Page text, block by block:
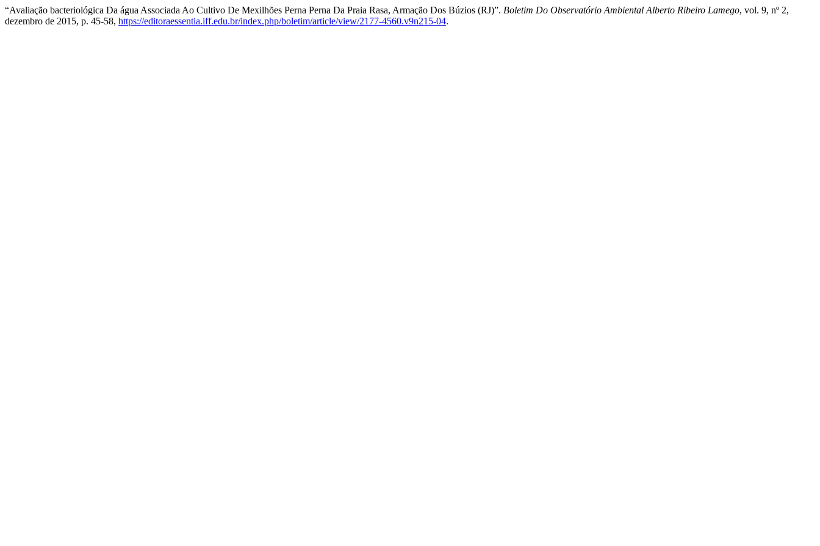
“Avaliação bacteriológica Da água Associada Ao Cultivo De Mexilhões Perna Perna Da Praia Rasa, Armação Dos Búzios (RJ)”. Boletim Do Observatório Ambiental Alberto Ribeiro Lamego, vol. 9, nº 2,
dezembro de 2015, p. 45-58, https://editoraessentia.iff.edu.br/index.php/boletim/article/view/2177-4560.v9n215-04.